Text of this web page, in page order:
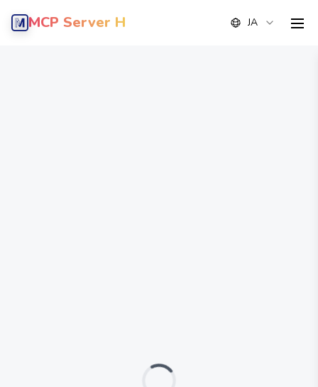
MCP Server Hub JA